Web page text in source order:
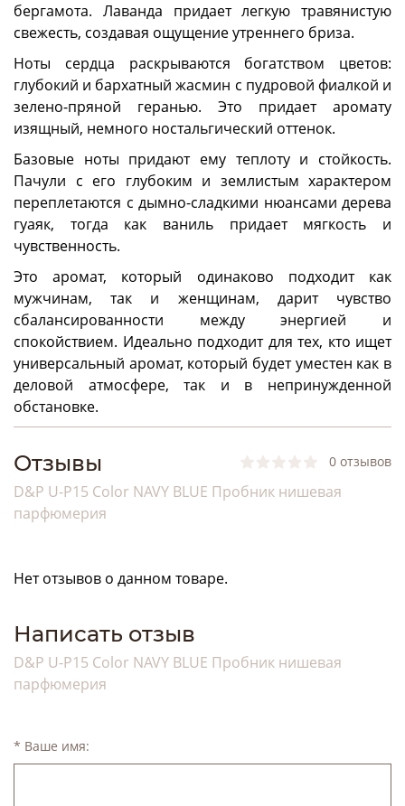
бергамота. Лаванда придает легкую травянистую
свежесть, создавая ощущение утреннего бриза.
Ноты сердца раскрываются богатством цветов:
глубокий и бархатный жасмин с пудровой фиалкой и
зелено-пряной геранью. Это придает аромату
изящный, немного ностальгический оттенок.
Базовые ноты придают ему теплоту и стойкость.
Пачули с его глубоким и землистым характером
переплетаются с дымно-сладкими нюансами дерева
гуаяк, тогда как ваниль придает мягкость и
чувственность.
Это аромат, который одинаково подходит как
мужчинам, так и женщинам, дарит чувство
сбалансированности между энергией и
спокойствием. Идеально подходит для тех, кто ищет
универсальный аромат, который будет уместен как в
деловой атмосфере, так и в непринужденной
обстановке.
Отзывы
D&P U-P15 Color NAVY BLUE Пробник нишевая
парфюмерия
0 отзывов
Нет отзывов о данном товаре.
Написать отзыв
D&P U-P15 Color NAVY BLUE Пробник нишевая
парфюмерия
* Ваше имя: